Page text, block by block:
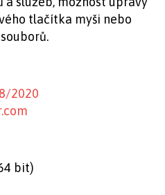
tlačítka myši nebo
2020
bit)